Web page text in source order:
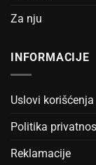
Za nju
INFORMACIJE
Uslovi korišćenja
Politika
Reklamacije